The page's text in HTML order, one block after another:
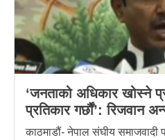
‘जनताको अधिकार खोस्ने
प्रतिकार गर्छौं’: रिजवान
काठमाडौं- नेपाल संघीय समाजवादी